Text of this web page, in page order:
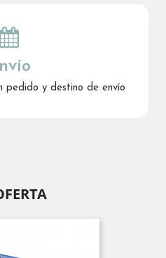
pedido y destino de envío